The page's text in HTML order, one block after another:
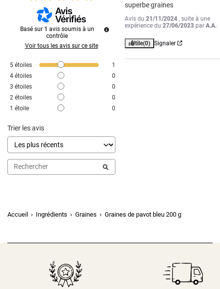
Basé sur 1 avis soumis à un
contrôle
Voir tous les avis sur ce site
5 étoiles
1
4 étoiles
0
3 étoiles
0
2 étoiles
0
1 étoile 0
Trier les avis
superbe graines
Avis du21/11/2024 , suite à une
expérience du27/06/2023 parA.A.
Utile(0) Signaler
Accueil Ingrédients Graines Graines de pavot bleu 200 g